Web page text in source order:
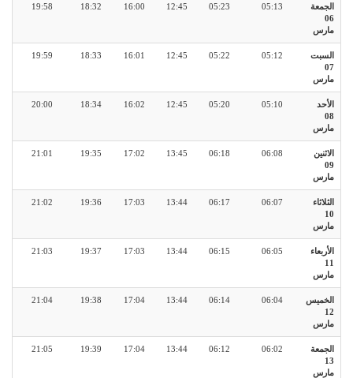
الجمعة
06
مارس
05:13
05:23
12:45
16:00
18:32
19:58
السبت
07
مارس
05:12
05:22
12:45
16:01
18:33
19:59
الأحد
08
مارس
05:10
05:20
12:45
16:02
18:34
20:00
الاثنين
09
مارس
06:08
06:18
13:45
17:02
19:35
21:01
الثلاثاء
10
مارس
06:07
06:17
13:44
17:03
19:36
21:02
الأربعاء
11
مارس
06:05
06:15
13:44
17:03
19:37
21:03
الخميس
12
مارس
06:04
06:14
13:44
17:04
19:38
21:04
الجمعة
13
مارس
06:02
06:12
13:44
17:04
19:39
21:05